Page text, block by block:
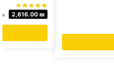
₪ 2,616.00 ₪